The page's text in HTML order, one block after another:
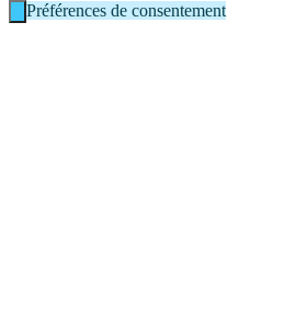
Préférences de consentement